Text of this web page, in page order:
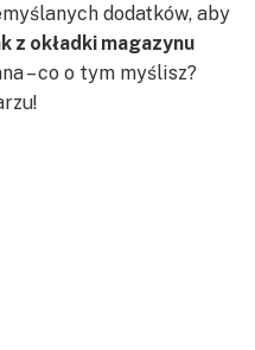
dodatków, aby
z okładki magazynu
– co o tym myślisz?